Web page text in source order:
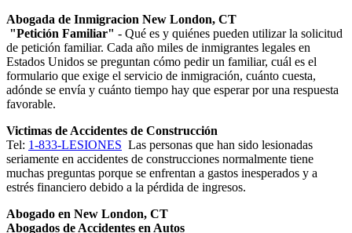
Abogada de Inmigracion New London, CT
"Petición Familiar" - Qué es y quiénes pueden utilizar la solicitud
de petición familiar. Cada año miles de inmigrantes legales en
Estados Unidos se preguntan cómo pedir un familiar, cuál es el
formulario que exige el servicio de inmigración, cuánto cuesta,
adónde se envía y cuánto tiempo hay que esperar por una respuesta
favorable.
Victimas de Accidentes de Construcción
Tel: 1-833-LESIONES Las personas que han sido lesionadas
seriamente en accidentes de construcciones normalmente tiene
muchas preguntas porque se enfrentan a gastos inesperados y a
estrés financiero debido a la pérdida de ingresos.
Abogado en New London, CT
Abogados de Accidentes en Autos